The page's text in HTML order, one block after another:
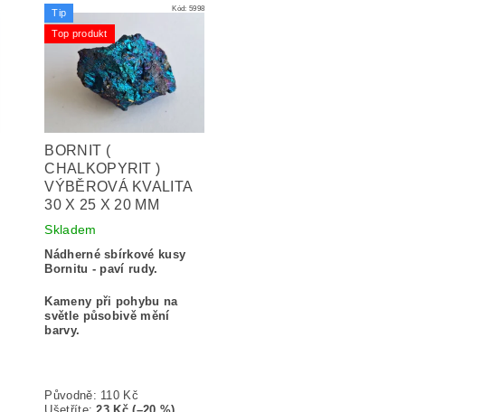
Tip
Top produkt
Kód: 5998
BORNIT (
CHALKOPYRIT )
VÝBĚROVÁ KVALITA
30 X 25 X 20 MM
Skladem
Nádherné sbírkové kusy
Bornitu - paví rudy.
Kameny při pohybu na
světle působivě mění
barvy.
Původně: 110 Kč